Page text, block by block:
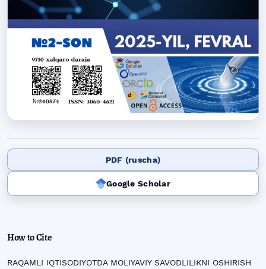
PDF (ruscha)
Google Scholar
How to Cite
RAQAMLI IQTISODIYOTDA MOLIYAVIY SAVODLILIKNI OSHIRISH